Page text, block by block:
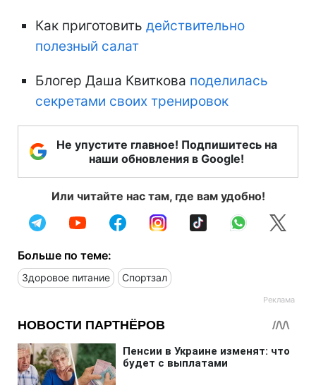
Как приготовить действительно
полезный салат
Блогер Даша Квиткова поделилась
секретами своих тренировок
Не упустите главное! Подпишитесь на
наши обновления в Google!
Или читайте нас там, где вам удобно!
Больше по теме:
Здоровое питание Спортзал